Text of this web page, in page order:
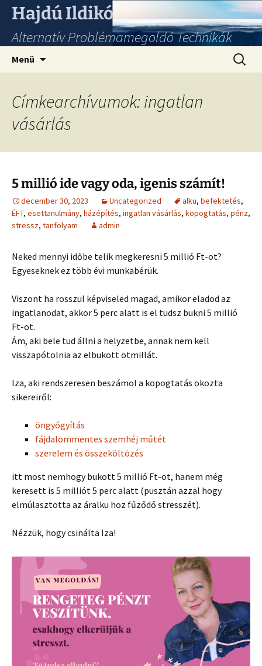
Hajdú Ildikó
Alternatív Problémamegoldó Technikák
Menü
Címkearchívumok: ingatlan
vásárlás
5 millió ide vagy oda, igenis számít!
december 30, 2023 Uncategorized alku, befektetés,
ÉFT, esettanulmány, házépítés, ingatlan vásárlás, kopogtatás, pénz,
stressz, tanfolyam admin
Neked mennyi időbe telik megkeresni 5 millió Ft-ot?
Egyeseknek ez több évi munkabérük.
Viszont ha rosszul képviseled magad, amikor eladod az
ingatlanodat, akkor 5 perc alatt is el tudsz bukni 5 millió
Ft-ot.
Ám, aki bele tud állni a helyzetbe, annak nem kell
visszapótolnia az elbukott ötmillát.
Iza, aki rendszeresen beszámol a kopogtatás okozta
sikereiről:
öngyógyítás
fájdalommentes szemhéj műtét
szerelem és összeköltözés
itt most nemhogy bukott 5 millió Ft-ot, hanem még
keresett is 5 milliót 5 perc alatt (pusztán azzal hogy
elmúlasztotta az áralku hoz fűződő stresszét).
Nézzük, hogy csinálta Iza!